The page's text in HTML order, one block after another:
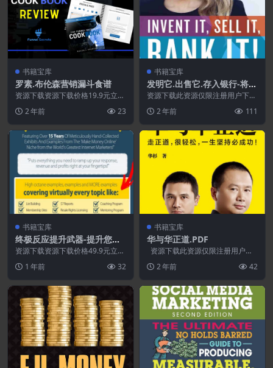
书籍宝库
罗素.布伦森营销漏斗食谱
资源下载资源下载价格19.9元立即
2 年前 23
书籍宝库
发明它.出售它.存入银行-将您
价值百万美元的想法变成现
实.PDF
资源下载此资源仅限注册用户下
保证所有资源永久更新资...
2 年前 111
书籍宝库
终极反应提升武器-提升您的
反应.收入和利润.PDF
资源下载资源下载价格49.9元立即
资源永久更新资源...
1 年前 32
书籍宝库
华与华正道.PDF
资源下载此资源仅限注册用户下
保证所有...
2 年前 42